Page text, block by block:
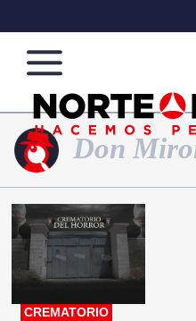
Norte
de
Ciudad
Juárez
Más
que
noticias,
hacemos periodismo
Don
CREMATORIO